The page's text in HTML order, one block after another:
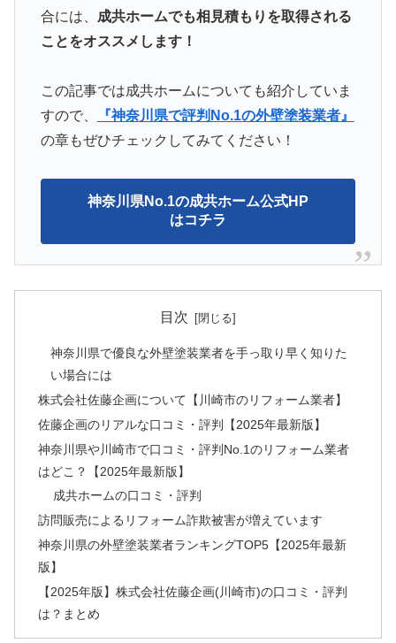
合には、 成共ホームでも相見積もりを取得される
ことをオススメします！
この記事では成共ホームについても紹介していま
すので、
『神奈川県で評判No.1の外壁塗装業者』
の章もぜひチェックしてみてください！
神奈川県No.1の成共ホーム公式HP
はコチラ
目次
神奈川県で優良な外壁塗装業者を手っ取り早く知りた
い場合には
株式会社佐藤企画について【川崎市のリフォーム業者】
佐藤企画のリアルな口コミ・評判【2025年最新版】
神奈川県や川崎市で口コミ・評判No.1のリフォーム業者
はどこ？【2025年最新版】
成共ホームの口コミ・評判
訪問販売によるリフォーム詐欺被害が増えています
神奈川県の外壁塗装業者ランキングTOP5【2025年最新
版】
【2025年版】株式会社佐藤企画(川崎市)の口コミ・評判
は？まとめ